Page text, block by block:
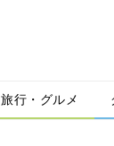
旅行・グルメ